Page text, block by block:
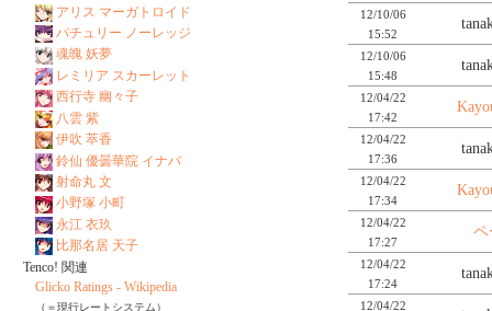
12/10/06
15:52
12/10/06
15:48
12/04/22
17:42
12/04/22
17:36
12/04/22
17:34
12/04/22
17:27
ペ
12/04/22
17:24
12/04/22
アリス マーガトロイド
パチュリー ノーレッジ
魂魄 妖夢
レミリア スカーレット
西行寺 幽々子
八雲 紫
伊吹 萃香
鈴仙 優曇華院 イナバ
射命丸 文
小野塚 小町
永江 衣玖
比那名居 天子
Tenco! 関連
Glicko Ratings - Wikipedia
（＝現行レートシステム）